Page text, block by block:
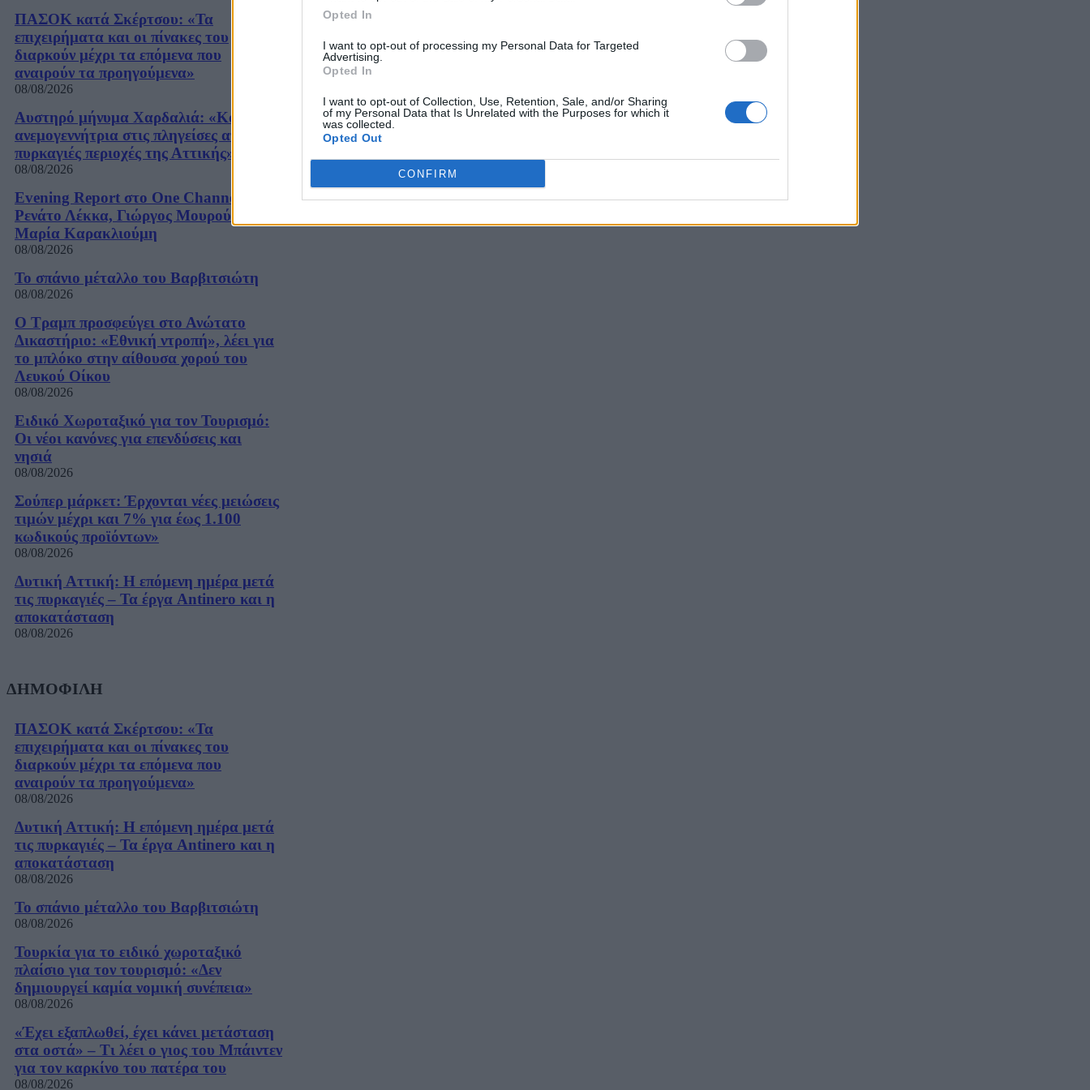
Opted In
I want to opt-out of processing my Personal Data for Targeted
Advertising.
Opted In
I want to opt-out of Collection, Use, Retention, Sale, and/or Sharing
of my Personal Data that Is Unrelated with the Purposes for which it
was collected.
Opted Out
CONFIRM
ΠΑΣΟΚ κατά Σκέρτσου: «Τα
επιχειρήματα και οι πίνακες του
διαρκούν μέχρι τα επόμενα που
αναιρούν τα προηγούμενα»
08/08/2026
Αυστηρό μήνυμα Χαρδαλιά: «Καμία
ανεμογεννήτρια στις πληγείσες από τις
πυρκαγιές περιοχές της Αττικής»
08/08/2026
Evening Report στο One Channel:
Ρενάτο Λέκκα, Γιώργος Μουρούτης,
Μαρία Καρακλιούμη
08/08/2026
Το σπάνιο μέταλλο του Βαρβιτσιώτη
08/08/2026
Ο Τραμπ προσφεύγει στο Ανώτατο
Δικαστήριο: «Εθνική ντροπή», λέει για
το μπλόκο στην αίθουσα χορού του
Λευκού Οίκου
08/08/2026
Ειδικό Χωροταξικό για τον Τουρισμό:
Οι νέοι κανόνες για επενδύσεις και
νησιά
08/08/2026
Σούπερ μάρκετ: Έρχονται νέες μειώσεις
τιμών μέχρι και 7% για έως 1.100
κωδικούς προϊόντων»
08/08/2026
Δυτική Αττική: Η επόμενη ημέρα μετά
τις πυρκαγιές – Τα έργα Antinero και η
αποκατάσταση
08/08/2026
ΔΗΜΟΦΙΛΗ
ΠΑΣΟΚ κατά Σκέρτσου: «Τα
επιχειρήματα και οι πίνακες του
διαρκούν μέχρι τα επόμενα που
αναιρούν τα προηγούμενα»
08/08/2026
Δυτική Αττική: Η επόμενη ημέρα μετά
τις πυρκαγιές – Τα έργα Antinero και η
αποκατάσταση
08/08/2026
Το σπάνιο μέταλλο του Βαρβιτσιώτη
08/08/2026
Τουρκία για το ειδικό χωροταξικό
πλαίσιο για τον τουρισμό: «Δεν
δημιουργεί καμία νομική συνέπεια»
08/08/2026
«Έχει εξαπλωθεί, έχει κάνει μετάσταση
στα οστά» – Τι λέει ο γιος του Μπάιντεν
για τον καρκίνο του πατέρα του
08/08/2026